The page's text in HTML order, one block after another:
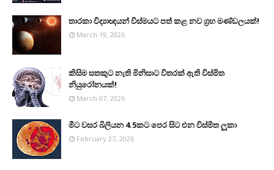
තාරකා විද්‍යාඥයන් විස්මයට පත් කළ නව ග්‍රහ මණ්ඩලයක්!
March 19, 2026
කිසිම සතකුට නැති මිනිසාට විතරක් ඇති විස්මිත
නියුරෝනයක්!
March 07, 2026
මීට වසර බිලියන 4.5කට පෙර සිට එන විස්මිත ලූකා
February 27, 2026